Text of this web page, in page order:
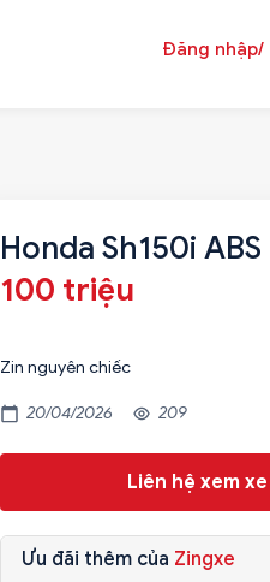
Đăng nhập/
Honda Sh150i ABS
100 triệu
Zin nguyên chiếc
20/04/2026 209
Liên hệ xem
Ưu đãi thêm của Zingxe